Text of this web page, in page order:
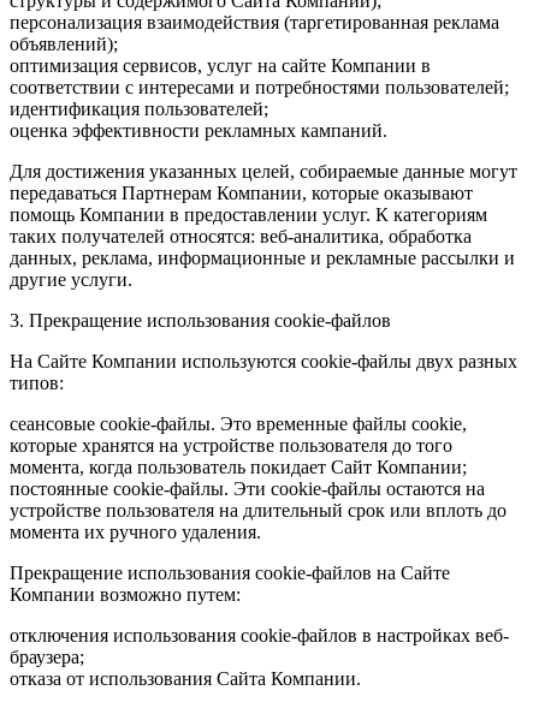
персонализация взаимодействия (таргетированная реклама
объявлений);
оптимизация сервисов, услуг на сайте Компании в
соответствии с интересами и потребностями пользователей;
идентификация пользователей;
оценка эффективности рекламных кампаний.
Для достижения указанных целей, собираемые данные могут
передаваться Партнерам Компании, которые оказывают
помощь Компании в предоставлении услуг. К категориям
таких получателей относятся: веб-аналитика, обработка
данных, реклама, информационные и рекламные рассылки и
другие услуги.
3. Прекращение использования cookie-файлов
На Сайте Компании используются cookie-файлы двух разных
типов:
сеансовые cookie-файлы. Это временные файлы cookie,
которые хранятся на устройстве пользователя до того
момента, когда пользователь покидает Сайт Компании;
постоянные cookie-файлы. Эти cookie-файлы остаются на
устройстве пользователя на длительный срок или вплоть до
момента их ручного удаления.
Прекращение использования cookie-файлов на Сайте
Компании возможно путем:
отключения использования cookie-файлов в настройках веб-
браузера;
отказа от использования Сайта Компании.